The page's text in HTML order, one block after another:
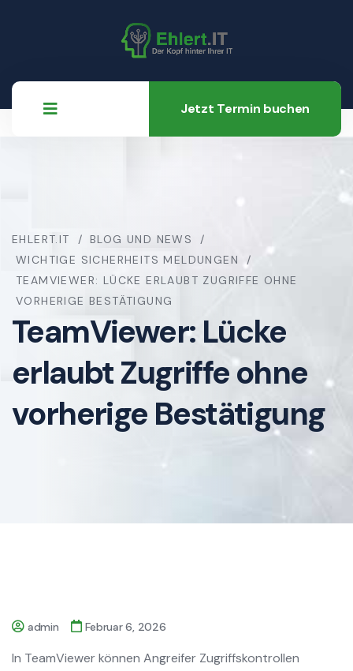
Jetzt Termin buchen
EHLERT.IT
BLOG UND NEWS
WICHTIGE SICHERHEITS MELDUNGEN
TEAMVIEWER: LÜCKE ERLAUBT ZUGRIFFE OHNE
VORHERIGE BESTÄTIGUNG
TeamViewer: Lücke
erlaubt Zugriffe ohne
vorherige Bestätigung
admin Februar 6, 2026
In TeamViewer können Angreifer Zugriffskontrollen